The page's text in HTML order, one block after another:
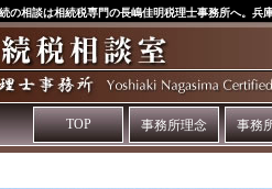
の相談は相続税専門の長嶋佳明税理士事務所へ。兵
TOP 事務所理念 事務